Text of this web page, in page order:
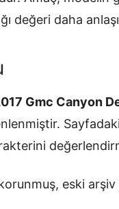
değeri daha
Gmc Canyon
eski